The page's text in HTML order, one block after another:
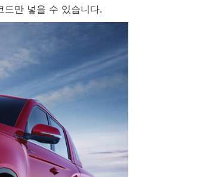
만 넣을 수 있습니다.